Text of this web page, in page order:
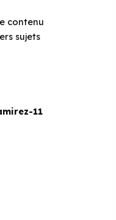
contenu
sujets